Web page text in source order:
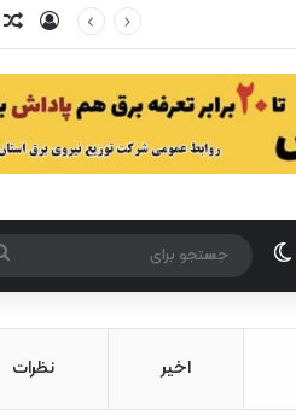
ورود
مقاله تصادفی
تغییر پوست
اخیر نظرات